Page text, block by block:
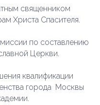
священником
Христа Спасителя.
по составлению
Церкви.
квалификации
города Москвы